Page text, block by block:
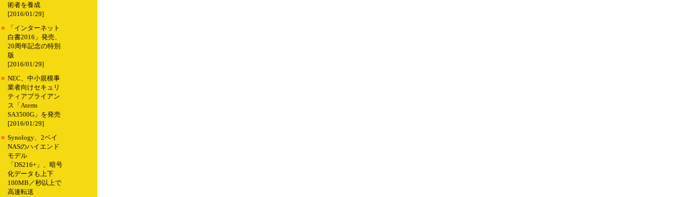
術者を養成
[2016/01/29]
■
「インターネット
白書2016」発売、
20周年記念の特別
版
[2016/01/29]
■ NEC、中小規模事
業者向けセキュリ
ティアプライアン
ス「Aterm
SA3500G」を発売
[2016/01/29]
■ Synology、2ベイ
NASのハイエンド
モデル
「DS216+」、暗号
化データも上下
100MB／秒以上で
高速転送